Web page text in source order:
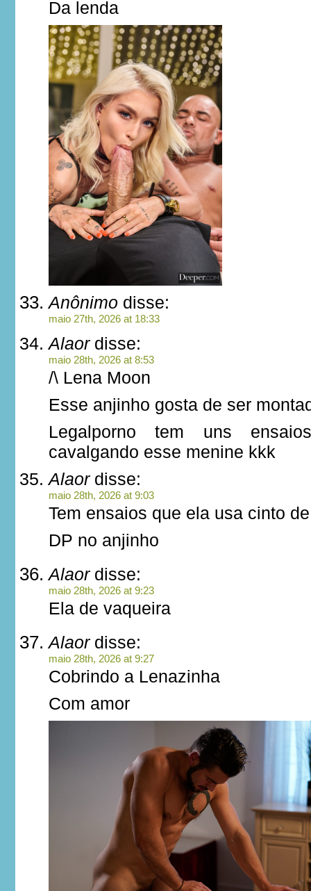
Da lenda
Anônimo disse:
maio 27th, 2026 at 18:33
Alaordisse:
maio 28th, 2026 at 8:53
/\ Lena Moon
Esse anjinho gosta de ser
Legalporno tem uns
cavalgando esse menine kkk
Alaordisse:
maio 28th, 2026 at 9:03
Tem ensaios que ela usa cinto
DP no anjinho
Alaordisse:
maio 28th, 2026 at 9:23
Ela de vaqueira
Alaordisse:
maio 28th, 2026 at 9:27
Cobrindo a Lenazinha
Com amor